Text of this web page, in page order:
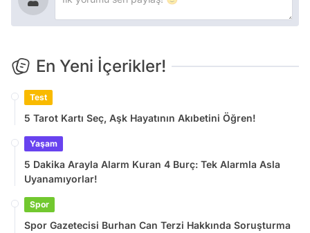
En Yeni İçerikler!
Test
5 Tarot Kartı Seç, Aşk Hayatının Akıbetini Öğren!
Yaşam
5 Dakika Arayla Alarm Kuran 4 Burç: Tek Alarmla Asla
Uyanamıyorlar!
Spor
Spor Gazetecisi Burhan Can Terzi Hakkında Soruşturma